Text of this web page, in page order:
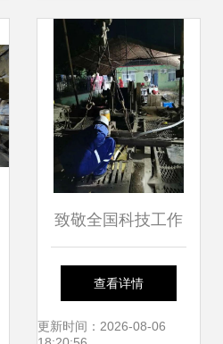
致敬全国科技工作
者日 河北地震科技
工作者——以专业
查看详情
更新时间：2026-08-06